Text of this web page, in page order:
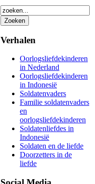
Verhalen
Oorlogsliefdekinderen
in Nederland
Oorlogsliefdekinderen
in Indonesië
Soldatenvaders
Familie soldatenvaders
en
oorlogsliefdekinderen
Soldatenliefdes in
Indonesië
Soldaten en de liefde
Doorzetters in de
liefde